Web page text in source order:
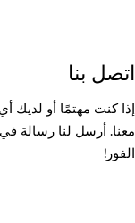
اتصل بنا
إذا كنت مهتمًا أو لديك
معنا. أرسل لنا رسالة
الفور!